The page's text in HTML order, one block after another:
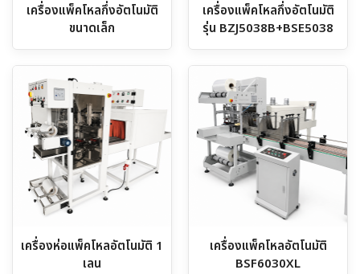
เครื่องแพ็คโหลกึ่งอัตโนมัติ
ขนาดเล็ก
เครื่องแพ็คโหลกึ่งอัตโนมัติ
รุ่น BZJ5038B+BSE5038
เครื่องห่อแพ็คโหลอัตโนมัติ 1
เลน
เครื่องแพ็คโหลอัตโนมัติ
BSF6030XL